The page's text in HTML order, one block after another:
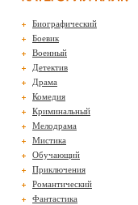
Биографический
Боевик
Военный
Детектив
Драма
Комедия
Криминальный
Мелодрама
Мистика
Обучающий
Приключения
Романтический
Фантастика